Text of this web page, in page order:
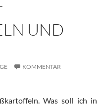
UND D
KOMMENTAR
Was soll ich in